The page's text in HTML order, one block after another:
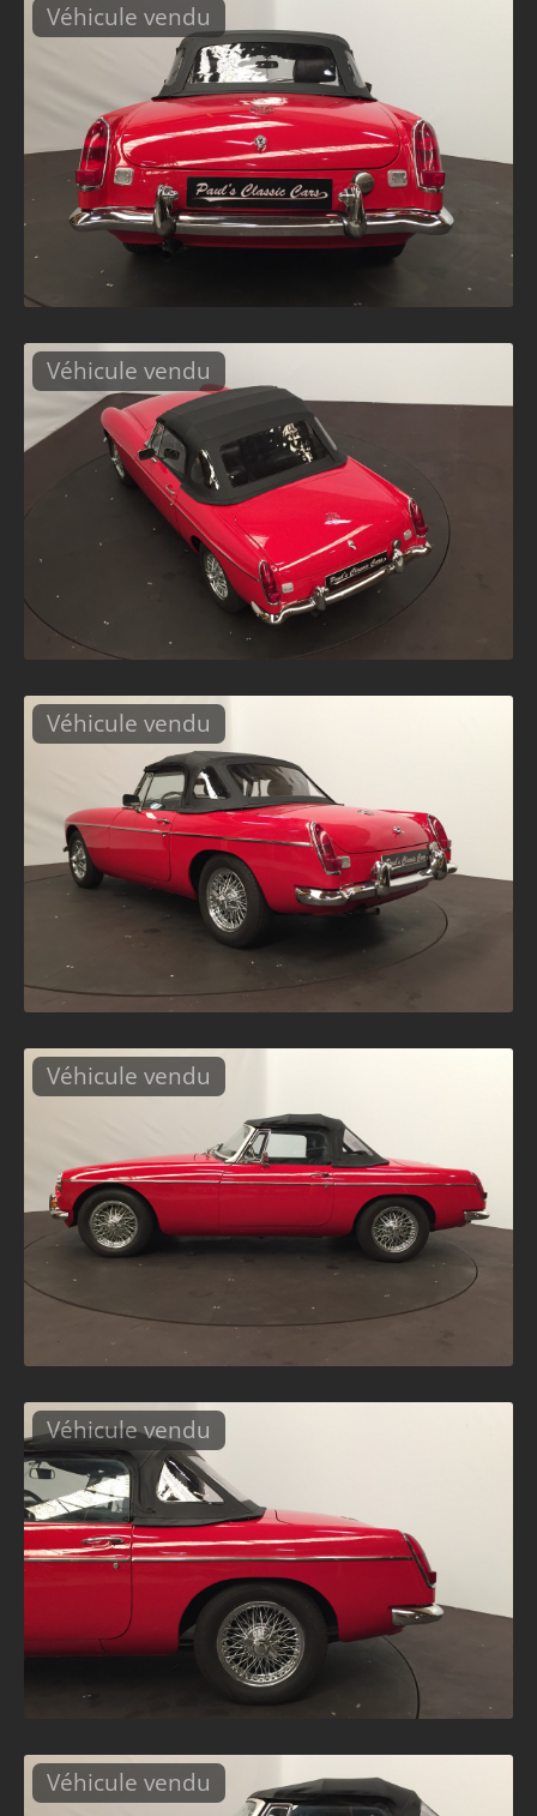
Véhicule vendu
Véhicule vendu
Véhicule vendu
Véhicule vendu
Véhicule vendu
Véhicule vendu